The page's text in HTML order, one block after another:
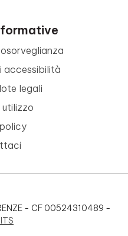
accessibilità
legali
utilizzo
- CF 00524310489 -